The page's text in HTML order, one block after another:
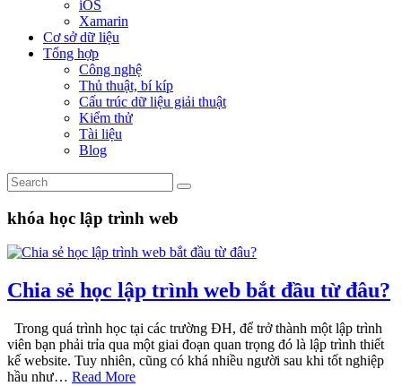
iOS
Xamarin
Cơ sở dữ liệu
Tổng hợp
Công nghệ
Thủ thuật, bí kíp
Cấu trúc dữ liệu giải thuật
Kiểm thử
Tài liệu
Blog
khóa học lập trình web
Chia sẻ học lập trình web bắt đầu từ đâu?
Trong quá trình học tại các trường ĐH, để trở thành một lập trình
viên bạn phải trỉa qua một giai đoạn quan trọng đó là lập trình thiết
kế website. Tuy nhiên, cũng có khá nhiều người sau khi tốt nghiệp
hầu như… Read More